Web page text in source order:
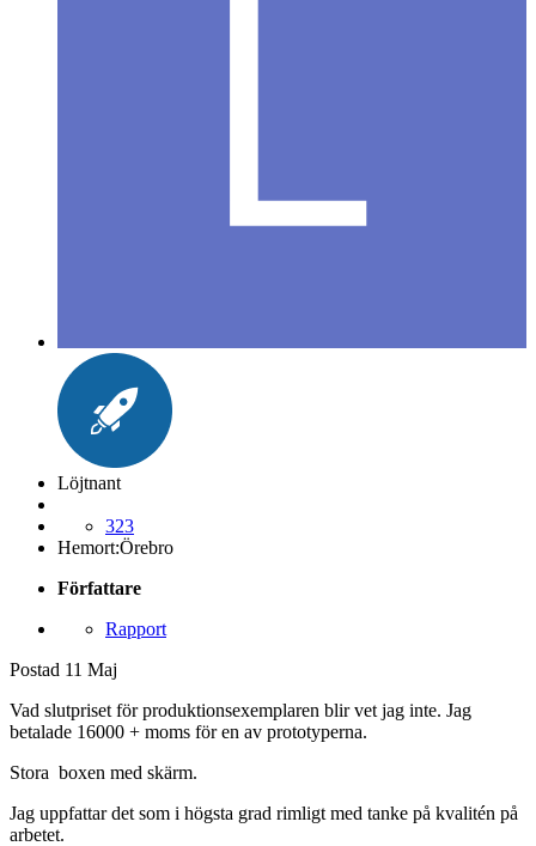
Löjtnant
323
Hemort:Örebro
Författare
Rapport
Postad 11 Maj
Vad slutpriset för produktionsexemplaren blir vet jag inte. Jag
betalade 16000 + moms för en av prototyperna.
Stora boxen med skärm.
Jag uppfattar det som i högsta grad rimligt med tanke på kvalitén på
arbetet.